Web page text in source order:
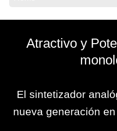
Atractivo y
El sintetizador
nueva generación